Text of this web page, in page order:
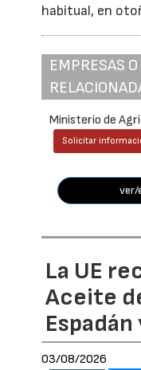
habitual, en
EMPRESAS
Ministerio de
Solicitar
ver/
La UE
Aceite
03/08/2026